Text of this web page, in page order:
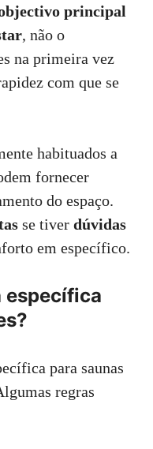
principal
, não o
na primeira vez
com que se
habituados a
fornecer
do espaço.
se tiver dúvidas
em específico.
específica
para saunas
regras